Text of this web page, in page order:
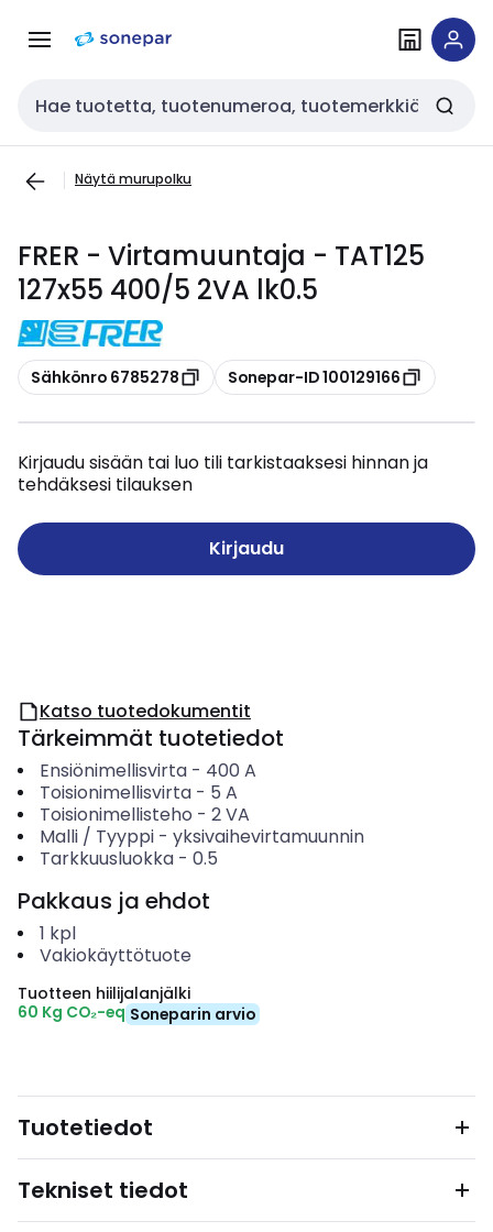
navigointiinsisältöön
Haku
Näytä murupolku
FRER - Virtamuuntaja - TAT125
127x55 400/5 2VA lk0.5
Kopioi
Sähkönro 6785278 Kopioi
Sonepar-ID 100129166
Kirjaudu sisään tai luo tili tarkistaaksesi hinnan ja
tehdäksesi tilauksen
Kirjaudu
Katso tuotedokumentit
Tärkeimmät tuotetiedot
Ensiönimellisvirta- 400 A
Toisionimellisvirta- 5 A
Toisionimellisteho - 2VA
Malli / Tyyppi- yksivaihevirtamuunnin
Tarkkuusluokka- 0.5
Pakkaus ja ehdot
1 kpl
Vakiokäyttötuote
Tuotteen hiilijalanjälki
60 Kg CO₂-eq Soneparin arvio
Tuotetiedot
Tekniset tiedot